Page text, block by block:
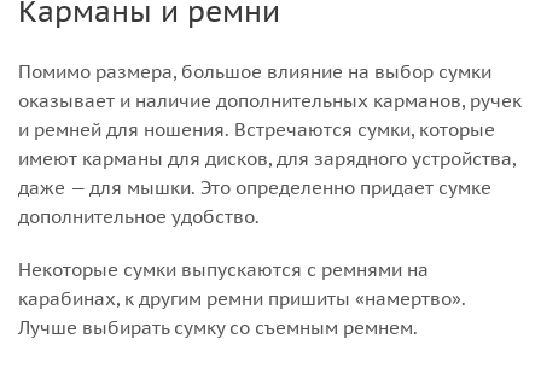
Карманы и ремни
Помимо размера, большое влияние на выбор сумки
оказывает и наличие дополнительных карманов, ручек
и ремней для ношения. Встречаются сумки, которые
имеют карманы для дисков, для зарядного устройства,
даже — для мышки. Это определенно придает сумке
дополнительное удобство.
Некоторые сумки выпускаются с ремнями на
карабинах, к другим ремни пришиты «намертво».
Лучше выбирать сумку со съемным ремнем.